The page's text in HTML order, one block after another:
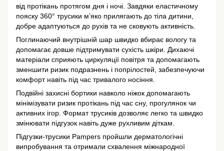
від протікань протягом дня і ночі. Завдяки еластичному
пояску 360° трусики м’яко прилягають до тіла дитини,
добре адаптуються до рухів та не сковують активність.
Поглинаючий внутрішній шар швидко вбирає вологу та
допомагає довше підтримувати сухість шкіри. Дихаючі
матеріали сприяють циркуляції повітря та допомагають
зменшити ризик подразнень і попрілостей, забезпечуючи
комфорт навіть під час тривалого носіння.
Подвійні захисні бортики навколо ніжок допомагають
мінімізувати ризик протікань під час сну, прогулянок чи
активних ігор. Формат трусиків дозволяє легко та швидко
змінювати підгузок навіть дуже рухливим діткам.
Підгузки-трусики Pampers пройшли дерматологічні
випробування та отримали схвалення міжнародної